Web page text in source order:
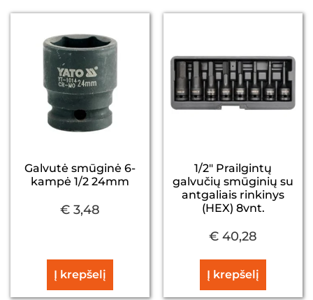
Galvutė smūginė 6-
kampė 1/2 24mm
€ 3,48
Į krepšelį
1/2″ Prailgintų
galvučių smūginių su
antgaliais rinkinys
(HEX) 8vnt.
€ 40,28
Į krepšelį